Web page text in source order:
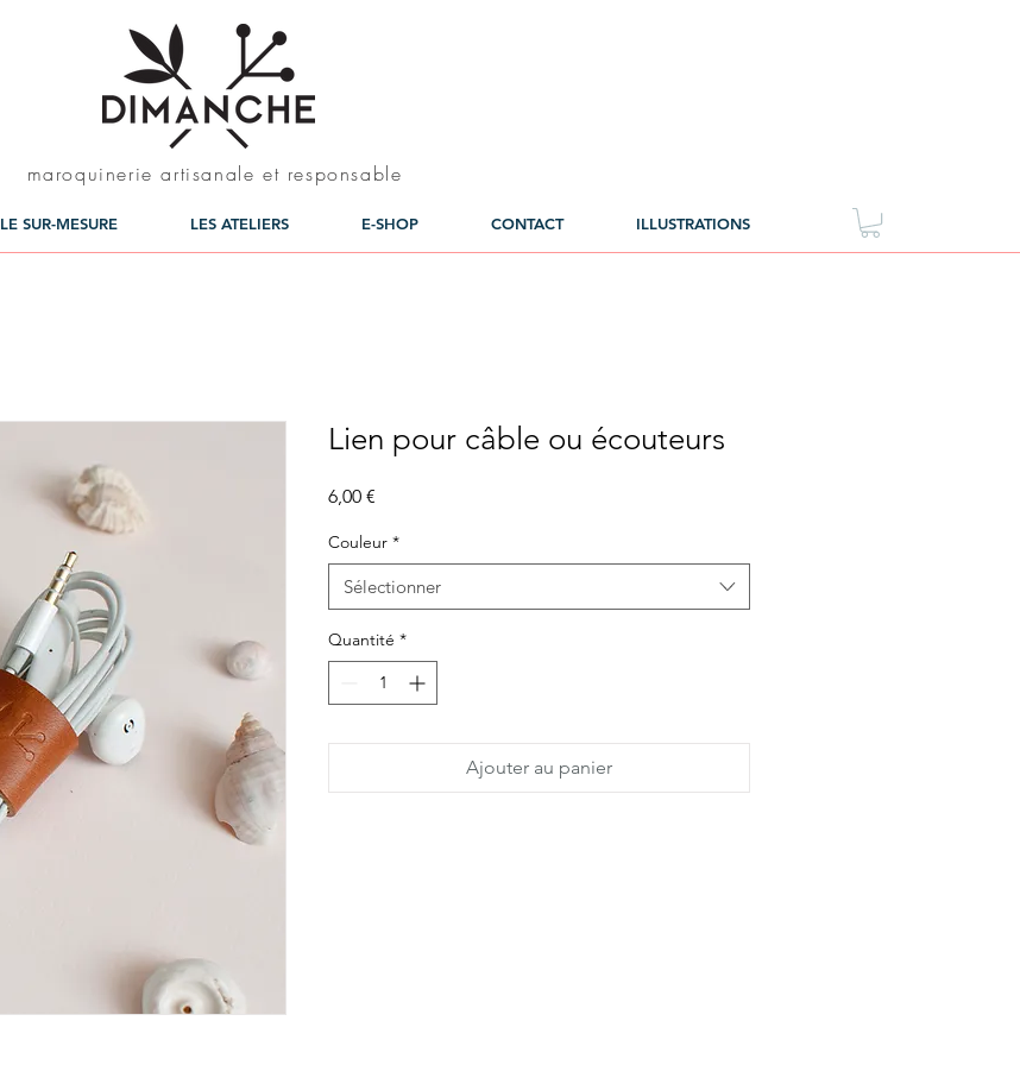
maroquinerie artisanale et responsable
LE SUR-MESURE LES ATELIERS E-SHOP CONTACT ILLUSTRATIONS
Lien pour câble ou écouteurs
6,00 €
Couleur *
Sélectionner
Quantité *
Ajouter au panier